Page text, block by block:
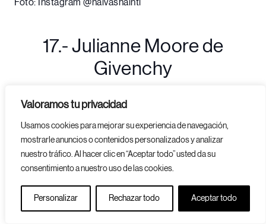
Valoramos tu privacidad
Usamos cookies para mejorar su experiencia de navegación,
mostrarle anuncios o contenidos personalizados y analizar
nuestro tráfico. Al hacer clic en “Aceptar todo” usted da su
consentimiento a nuestro uso de las cookies.
Personalizar Rechazar todo Aceptar todo
Foto: Instagram @naivashaintl
17.- Julianne Moore de
Givenchy